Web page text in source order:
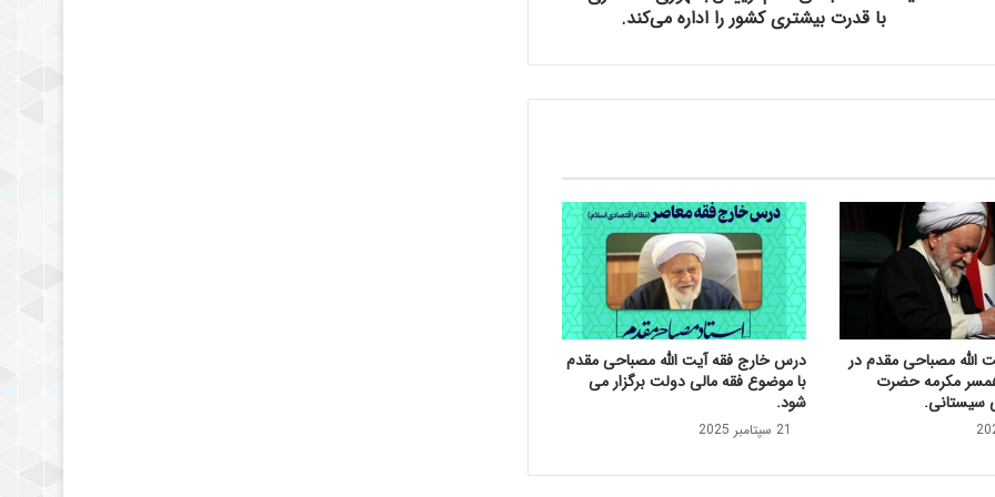
ی‌
:
ر
ی
ی
س‌
ج
ه
و
ر
ی
ا
با قدرت بیشتری کشور را اداره می‌کند.
الله مصباحی مقدم در
مکرمه حضرت
سیستانی.
درس خارج فقه آیت الله مصباحی مقدم
با موضوع فقه مالی دولت برگزار می
شود.
21 سپتامبر 2025